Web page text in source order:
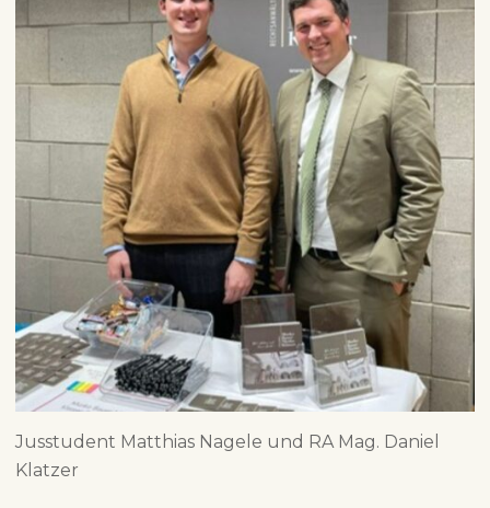
Jusstudent Matthias Nagele und RA Mag. Daniel
Klatzer